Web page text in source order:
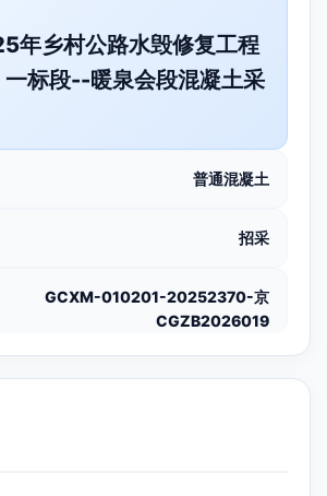
年乡村公路水毁修复工程
一标段--暖泉会段混凝土采
普通混凝土
招采
GCXM-010201-20252370-京
CGZB2026019